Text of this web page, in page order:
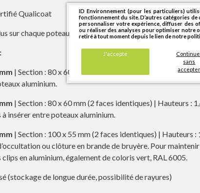
ID Environnement (pour les particuliers)
fonctionnement du site. D’autres catégories
personnaliser votre expérience, diffuser des
ou réaliser des analyses pour optimiser notre
retiré à tout moment depuis le lien de notre
J'accepte
sans
accepter
Qualicoat
sur chaque poteau
| Section : 80 x 60 mm (2 faces identiques) | Hauteur :
aluminium.
| Section : 80 x 60 mm (2 faces identiques) | Hauteurs :
insérer entre poteaux aluminium.
| Section : 100 x 55 mm (2 faces identiques) | Hauteurs
ou clôture en brande de bruyère. Pour
clips en aluminium, également de coloris vert, RAL 6005.
(stockage de longue durée, possibilité de rayures)